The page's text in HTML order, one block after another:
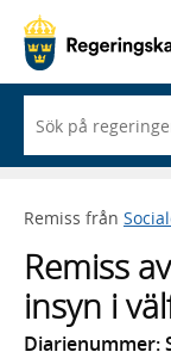
du
börjar
skriva
framträder
lista
med
sökförslag
Remiss från
Remiss
insyn i
Diarienummer: